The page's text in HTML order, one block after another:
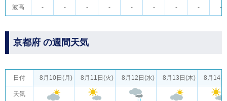
波高 - - - - - - - - -
京都府 の週間天気
日付
天気
8月10日(月) 8月11日(火) 8月12日(水) 8月13日(木) 8月14